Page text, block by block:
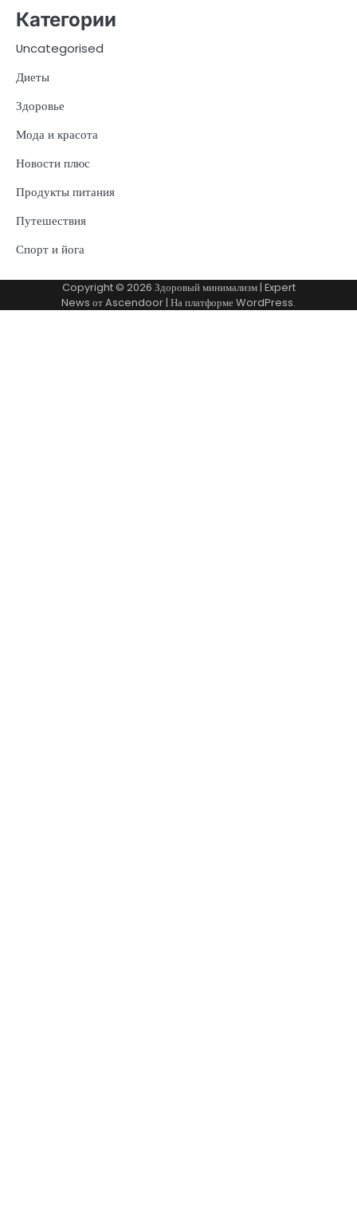
Категории
Uncategorised
Диеты
Здоровье
Мода и красота
Новости плюс
Продукты питания
Путешествия
Спорт и йога
Copyright © 2026 Здоровый минимализм| Expert
News отAscendoor| На платформеWordPress.